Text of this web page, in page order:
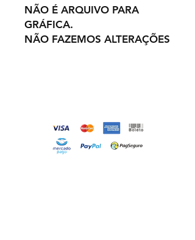
NÃO É ARQUIVO PARA
GRÁFICA.
NÃO FAZEMOS ALTERAÇÕES